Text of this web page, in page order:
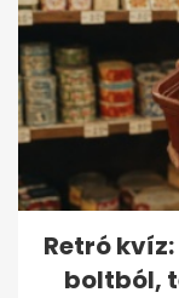
Retró
boltból,